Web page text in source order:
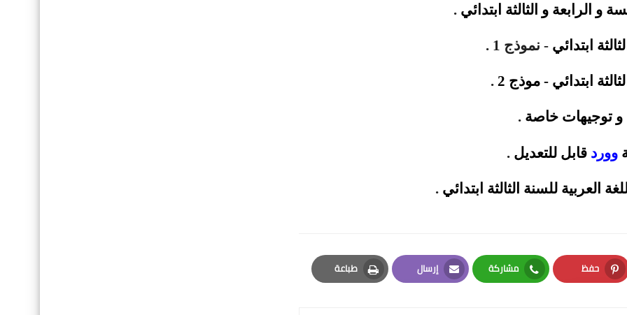
و الرابعة و الثالثة ابتدائي .
ابتدائي - نموذج 1 .
ابتدائي - موذج 2 .
و توجيهات خاصة .
وورد قابل للتعديل .
العربية للسنة الثالثة ابتدائي .
حفظ
Pinterest
مشاركة
Whatsapp
إرسال
Email
طباعة
Print